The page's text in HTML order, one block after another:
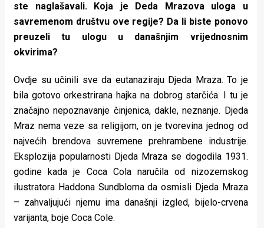
ste naglašavali. Koja je Deda Mrazova uloga u
savremenom društvu ove regije? Da li biste ponovo
preuzeli tu ulogu u današnjim vrijednosnim
okvirima?
Ovdje su učinili sve da eutanaziraju Djeda Mraza. To je
bila gotovo orkestrirana hajka na dobrog starčića. I tu je
značajno nepoznavanje činjenica, dakle, neznanje. Djeda
Mraz nema veze sa religijom, on je tvorevina jednog od
najvećih brendova suvremene prehrambene industrije.
Eksplozija popularnosti Djeda Mraza se dogodila 1931.
godine kada je Coca Cola naručila od nizozemskog
ilustratora Haddona Sundbloma da osmisli Djeda Mraza
– zahvaljujući njemu ima današnji izgled, bijelo-crvena
varijanta, boje Coca Cole.